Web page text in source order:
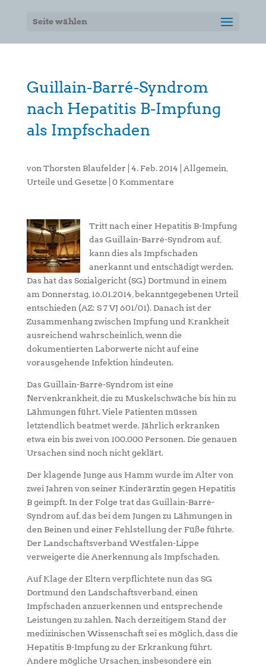
Seite wählen
Guillain-Barré-Syndrom
nach Hepatitis B-Impfung
als Impfschaden
von Thorsten Blaufelder 4. Feb. 2014 Allgemein
Urteile und Gesetze
0 Kommentare
Tritt nach einer Hepatitis B-Impfung
das Guillain-Barré-Syndrom auf,
kann dies als Impfschaden
anerkannt und entschädigt werden.
Das hat das Sozialgericht (SG) Dortmund in einem
am Donnerstag, 16.01.2014, bekanntgegebenen Urteil
entschieden (AZ: S 7 VJ 601/01). Danach ist der
Zusammenhang zwischen Impfung und Krankheit
ausreichend wahrscheinlich, wenn die
dokumentierten Laborwerte nicht auf eine
vorausgehende Infektion hindeuten.
Das Guillain-Barré-Syndrom ist eine
Nervenkrankheit, die zu Muskelschwäche bis hin zu
Lähmungen führt. Viele Patienten müssen
letztendlich beatmet werde. Jährlich erkranken
etwa ein bis zwei von 100.000 Personen. Die genauen
Ursachen sind noch nicht geklärt.
Der klagende Junge aus Hamm wurde im Alter von
zwei Jahren von seiner Kinderärztin gegen Hepatitis
B geimpft. In der Folge trat das Guillain-Barré-
Syndrom auf, das bei dem Jungen zu Lähmungen in
den Beinen und einer Fehlstellung der Füße führte.
Der Landschaftsverband Westfalen-Lippe
verweigerte die Anerkennung als Impfschaden.
Auf Klage der Eltern verpflichtete nun das SG
Dortmund den Landschaftsverband, einen
Impfschaden anzuerkennen und entsprechende
Leistungen zu zahlen. Nach derzeitigem Stand der
medizinischen Wissenschaft sei es möglich, dass die
Hepatitis B-Impfung zu der Erkrankung führt.
Andere mögliche Ursachen, insbesondere ein